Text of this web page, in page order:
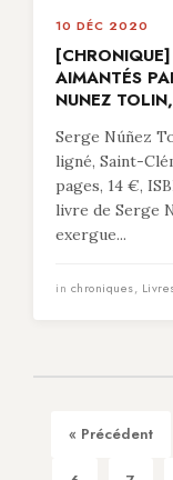
10 DÉC 2020
AIMANTÉS
NUNEZ
Serge Núñez
ligné, Saint-
pages, 14 €,
livre de Serge
exergue...
in chroniques,
« Précédent